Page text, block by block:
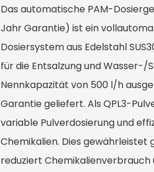
Das automatische PAM-
Jahr Garantie) ist ein
Dosiersystem aus Edelstahl
für die Entsalzung und
Nennkapazität von 500 l/h
Garantie geliefert. Als QPL3-
variable Pulverdosierung und
Chemikalien. Dies gewährleistet
reduziert